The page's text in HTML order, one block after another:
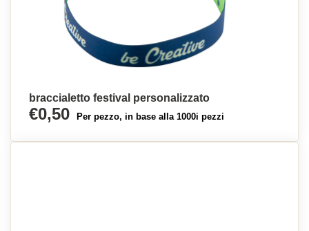
braccialetto festival personalizzato
€0,50 Per pezzo, in base alla 1000i pezzi